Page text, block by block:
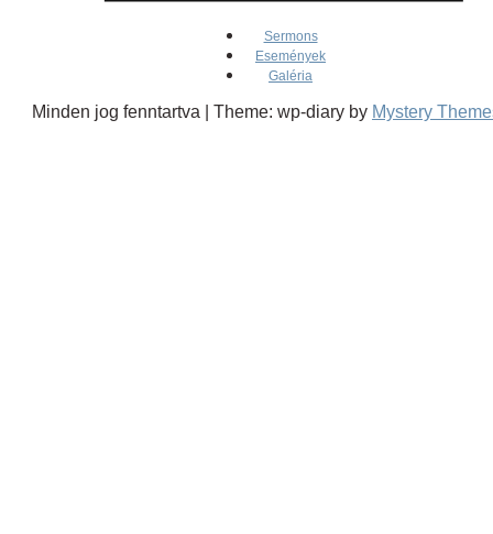
Sermons
Események
Galéria
Minden jog fenntartva Theme: wp-diary by Mystery